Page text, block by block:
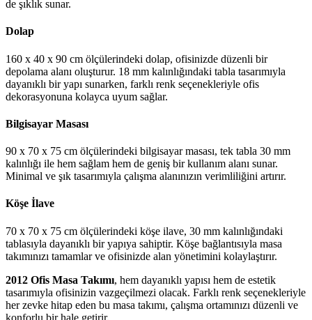
de şıklık sunar.
Dolap
160 x 40 x 90 cm ölçülerindeki dolap, ofisinizde düzenli bir
depolama alanı oluşturur. 18 mm kalınlığındaki tabla tasarımıyla
dayanıklı bir yapı sunarken, farklı renk seçenekleriyle ofis
dekorasyonuna kolayca uyum sağlar.
Bilgisayar Masası
90 x 70 x 75 cm ölçülerindeki bilgisayar masası, tek tabla 30 mm
kalınlığı ile hem sağlam hem de geniş bir kullanım alanı sunar.
Minimal ve şık tasarımıyla çalışma alanınızın verimliliğini artırır.
Köşe İlave
70 x 70 x 75 cm ölçülerindeki köşe ilave, 30 mm kalınlığındaki
tablasıyla dayanıklı bir yapıya sahiptir. Köşe bağlantısıyla masa
takımınızı tamamlar ve ofisinizde alan yönetimini kolaylaştırır.
2012 Ofis Masa Takımı, hem dayanıklı yapısı hem de estetik
tasarımıyla ofisinizin vazgeçilmezi olacak. Farklı renk seçenekleriyle
her zevke hitap eden bu masa takımı, çalışma ortamınızı düzenli ve
konforlu bir hale getirir.